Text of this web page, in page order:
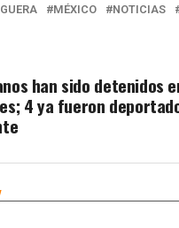
MÉXICO NOTICIAS
han sido detenidos
4 ya fueron